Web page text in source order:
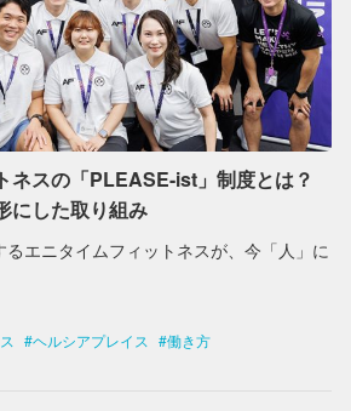
ネスの「PLEASE-ist」制度とは？
にした取り組み
エニタイムフィットネスが、今「人」に
ヘルシアプレイス 働き方